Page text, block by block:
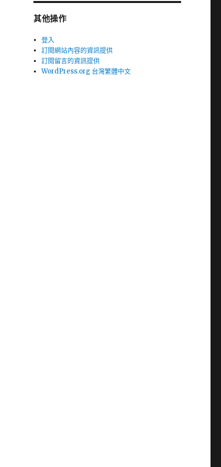
其他操作
登入
訂閱網站內容的資訊提供
訂閱留言的資訊提供
WordPress.org 台灣繁體中文